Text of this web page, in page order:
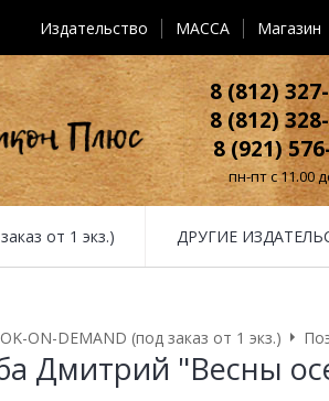
Издательство MACCA Магазин
8 (812)
8 (812)
8 (921)
пн-пт с 11.00
от 1 экз.) ДРУГИЕ
ON-DEMAND (под заказ от 1 экз.)
Дмитрий "Весны